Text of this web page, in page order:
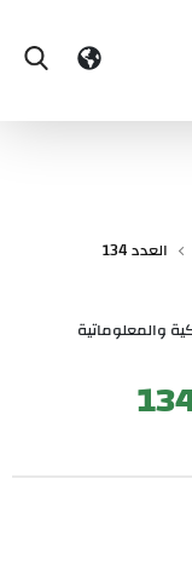
العدد 134
والمعلوماتية